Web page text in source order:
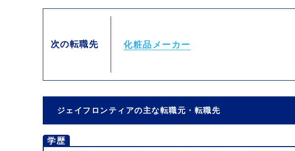
次の転職先 化粧品メーカー
ジェイフロンティアの主な転職元・転職先
学歴